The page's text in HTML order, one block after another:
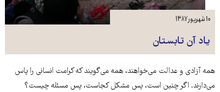
یاد آن تابستان
۱۰ شهریور ۱۳۸۷
همه آزادی و عدالت می‌خواهند، همه می‌گویند که کرامت انسانی را پاس
می‌دارند. اگر چنین است، پس مشکل کجاست، پس مسئله چیست؟